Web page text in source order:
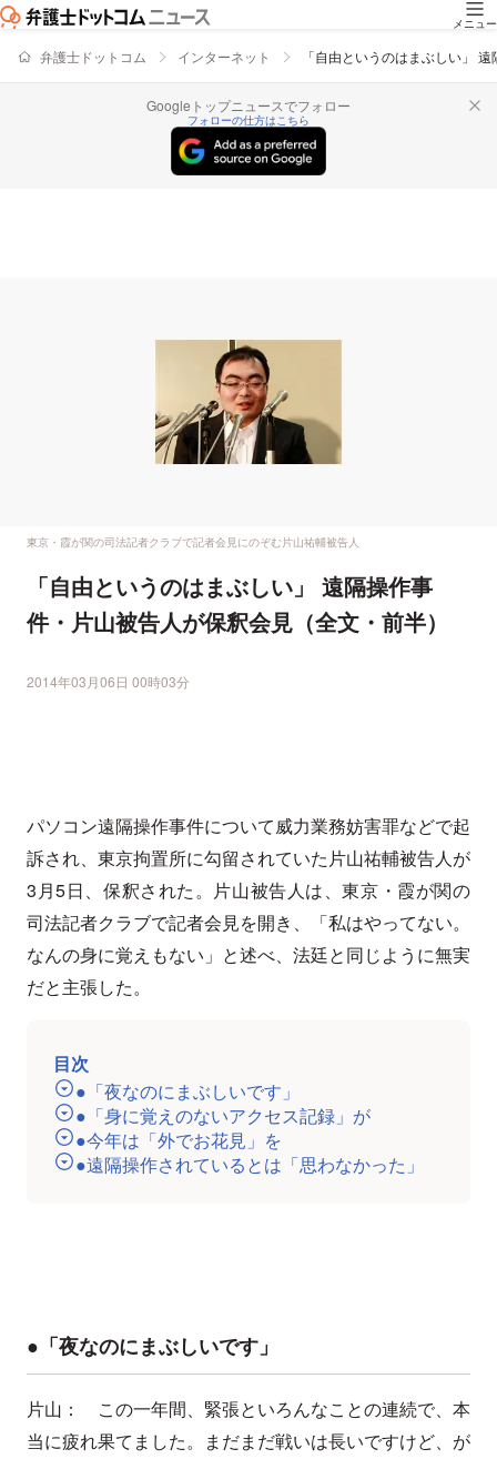
メニュー
弁護士ドットコム インターネット 「自由というのはまぶしい」
Googleトップニュースでフォロー
フォローの仕方はこちら
東京・霞が関の司法記者クラブで記者会見にのぞむ片山祐輔被告人
「自由というのはまぶしい」 遠隔操作事
件・片山被告人が保釈会見（全文・前半）
2014年03月06日 00時03分
パソコン遠隔操作事件について威力業務妨害罪などで起
訴され、東京拘置所に勾留されていた片山祐輔被告人が
3月5日、保釈された。片山被告人は、東京・霞が関の
司法記者クラブで記者会見を開き、「私はやってない。
なんの身に覚えもない」と述べ、法廷と同じように無実
だと主張した。
目次
●「夜なのにまぶしいです」
●「身に覚えのないアクセス記録」が
●今年は「外でお花見」を
●遠隔操作されているとは「思わなかった」
●「夜なのにまぶしいです」
片山： この一年間、緊張といろんなことの連続で、本
当に疲れ果てました。まだまだ戦いは長いですけど、が